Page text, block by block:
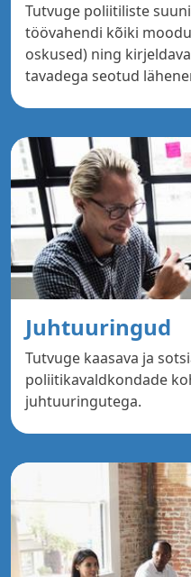
Tutvuge poliitiliste
töövahendi kõiki
oskused) ning
tavadega seotud
Juhtuuringud
Tutvuge kaasava ja
poliitikavaldkondade
juhtuuringutega.